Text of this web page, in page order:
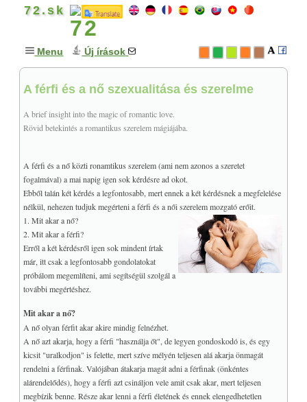
72.sk
Menu Új írások
GONDOLATOK+
Nyílt levél - Izrael szerepe
Ne gyilkolj parancsolat
A keresztény értékrend
♥Mi van a halál után?
Szeretetünk és Isten
Az ima erejéről (a Miatyánk)
♥A bibliai teremtés
Az angyalok szabadsága
♥A Korán ihletettsége?
Az inspiráció
♥Gödel: Isten bizonyítása
Korunk és a Biblia
A Jelenések hét csillaga
♥A Jelenések teljesedése
A férfi és a nő szexualitása és szerelme
A brief insight into the magic of romantic love.
Rövid betekintés a romantikus szerelem mágiájába.
A férfi és a nő közti ronamtikus szerelem (ami nem azonos a szeretet
fogalmával) a mai napig igen sok kérdésre ad okot.
Ebből talán két kérdés a legfontosabb, mert ennek a két kérdésnek a megfelelése
nélkül, nehezen tudjuk megérteni a férfi és a női szerelem mozgató erőit.
1. Mit akar a nő?
2. Mit akar a férfi?
Erről a két kérdésről igen sok mindent írtak
már, itt csak a legfontosabb gondolatokat
próbálom megemlíteni, ami segítségül szolgál a
további megértéshez.
Mit akar a nő?
A nő olyan férfit akar akire mindig felnézhet.
A nő azt akarja, hogy a férfi "használja őt", de legyen gondoskodó is, és egy
kicsit "uralkodjon" is felette, mert szíve mélyén teljesen alá akarja önmagát
rendelni a férfinak. Valójában átakarja magát adni a férfinak (önkéntes
alárendelődés), hogy a férfi azt csináljon vele amit csak akar, mert teljesen
megbízik benne. Része akar lenni a férfi életének és ennek elengedhetetlen